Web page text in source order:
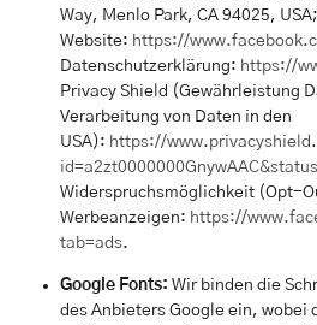
Way, Menlo Park, CA 94025, USA;
Website: https://
Datenschutzerklärung: https://
Privacy Shield (Gewährleistung
Verarbeitung von Daten in den
USA): https://
Widerspruchsmöglichkeit (Opt-
Werbeanzeigen: https://
tab=ads.
Google Fonts: Wir binden die
des Anbieters Google ein, wobei